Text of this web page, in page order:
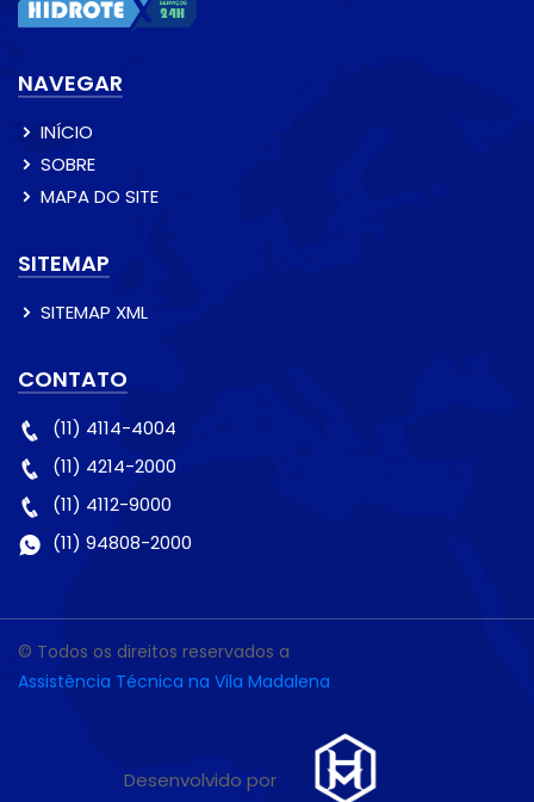
NAVEGAR
INÍCIO
SOBRE
MAPA DO SITE
SITEMAP
SITEMAP XML
CONTATO
(11) 4114-4004
(11) 4214-2000
(11) 4112-9000
(11) 94808-2000
© Todos os direitos reservados a
Assistência Técnica na Vila Madalena
Desenvolvido por